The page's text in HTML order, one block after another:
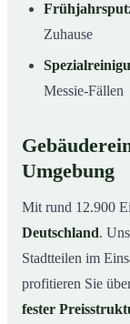
Zuhause
Messie-Fällen
Umgebung
Mit rund 12.900
Deutschland.
Stadtteilen im
profitieren Sie
fester